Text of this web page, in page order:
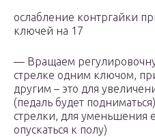
ослабление контргайки
ключей на 17
— Вращаем
стрелке одним ключом,
другим – это для
(педаль будет
стрелки, для уменьшения
опускаться к полу)